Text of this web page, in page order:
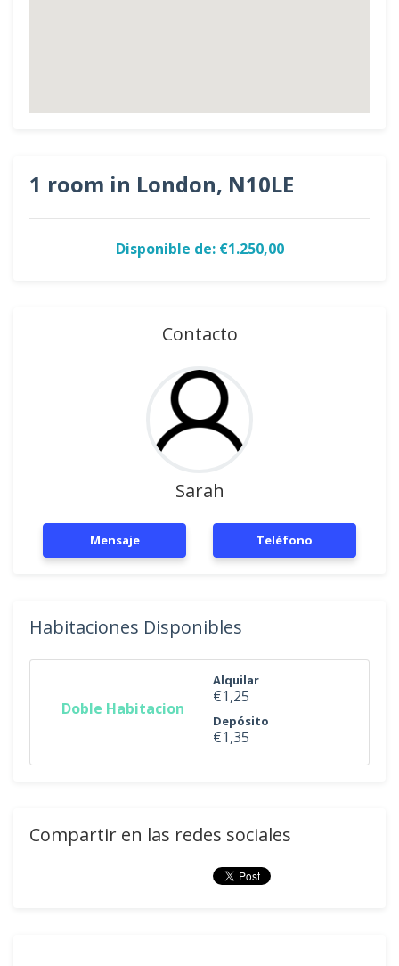
1 room in London, N10LE
Disponible de: €1.250,00
Contacto
Sarah
Mensaje Teléfono
Habitaciones Disponibles
Doble Habitacion
Alquilar
€1,25
Depósito
€1,35
Compartir en las redes sociales